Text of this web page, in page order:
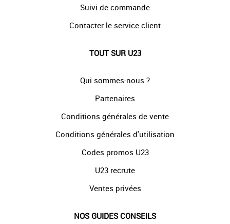
Suivi de commande
Contacter le service client
TOUT SUR U23
Qui sommes-nous ?
Partenaires
Conditions générales de vente
Conditions générales d'utilisation
Codes promos U23
U23 recrute
Ventes privées
NOS GUIDES CONSEILS